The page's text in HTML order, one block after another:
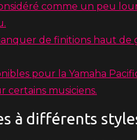
comme un peu
de finitions haut de
pour la Yamaha
musiciens.
à différents